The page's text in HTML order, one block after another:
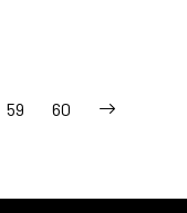
59 60